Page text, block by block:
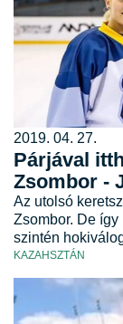
2019. 04. 27.
Párjával
Zsombor -
Az utolsó
Zsombor. De
szintén
KAZAHSZTÁN